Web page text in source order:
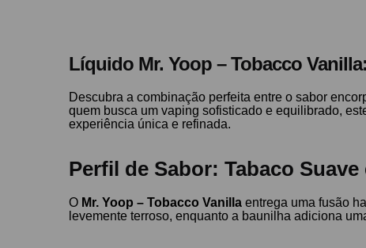
Líquido Mr. Yoop – Tobacco
Descubra a combinação perfeita entre o sabor
quem busca um vaping sofisticado e equilibrado,
experiência única e refinada.
Perfil de Sabor: Tabaco
O Mr. Yoop – Tobacco Vanilla entrega uma fusão
levemente terroso, enquanto a baunilha adiciona